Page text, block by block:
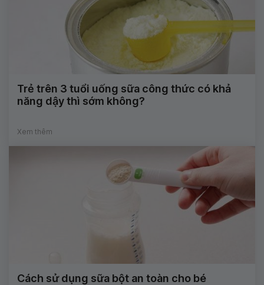
Trẻ trên 3 tuổi uống sữa công thức có khả
năng dậy thì sớm không?
Xem thêm
Cách sử dụng sữa bột an toàn cho bé